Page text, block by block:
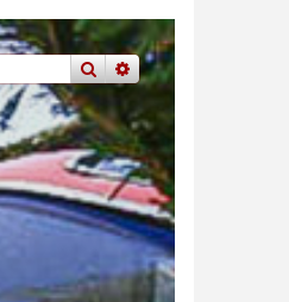
rechercher
recherche